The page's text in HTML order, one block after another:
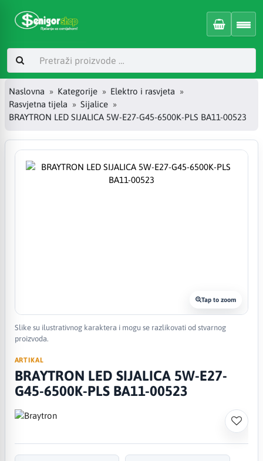
Naslovna Kategorije
Elektro i rasvjeta
Rasvjetna tijela
Sijalice
BRAYTRON LED SIJALICA 5W-E27-G45-6500K-PLS BA11-00523
Tap to zoom
Slike su ilustrativnog karaktera i mogu se razlikovati od stvarnog
proizvoda.
ARTIKAL
BRAYTRON LED SIJALICA 5W-E27-
G45-6500K-PLS BA11-00523